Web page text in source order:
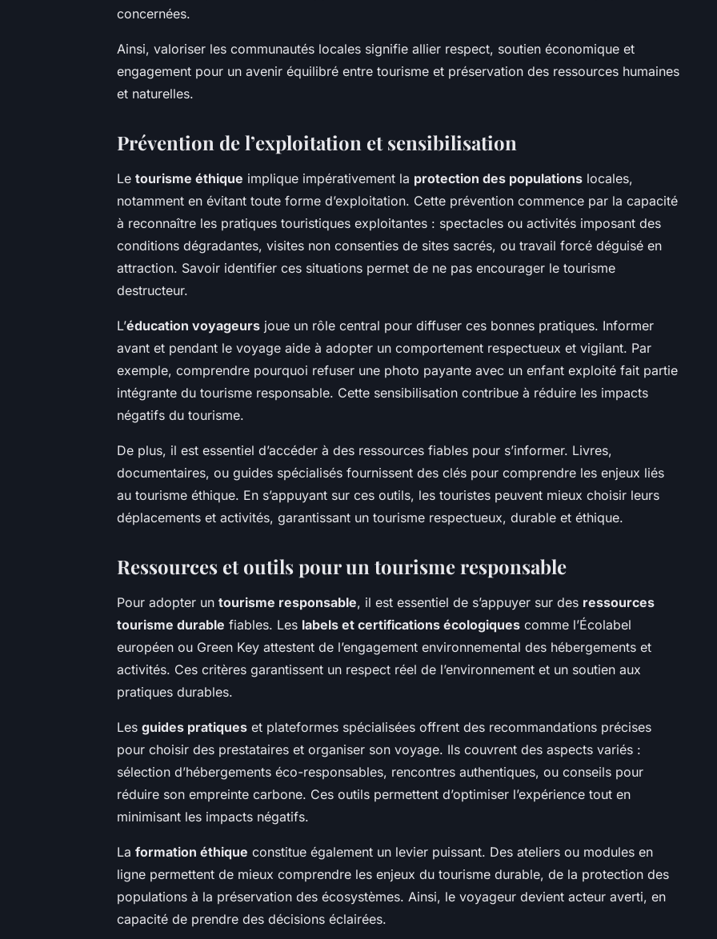
concernées.
Ainsi, valoriser les communautés locales signifie allier respect, soutien économique et
engagement pour un avenir équilibré entre tourisme et préservation des ressources humaines
et naturelles.
Prévention de l’exploitation et sensibilisation
Le tourisme éthique implique impérativement la protection des populations locales,
notamment en évitant toute forme d’exploitation. Cette prévention commence par la capacité
à reconnaître les pratiques touristiques exploitantes : spectacles ou activités imposant des
conditions dégradantes, visites non consenties de sites sacrés, ou travail forcé déguisé en
attraction. Savoir identifier ces situations permet de ne pas encourager le tourisme
destructeur.
L’éducation voyageurs joue un rôle central pour diffuser ces bonnes pratiques. Informer
avant et pendant le voyage aide à adopter un comportement respectueux et vigilant. Par
exemple, comprendre pourquoi refuser une photo payante avec un enfant exploité fait partie
intégrante du tourisme responsable. Cette sensibilisation contribue à réduire les impacts
négatifs du tourisme.
De plus, il est essentiel d’accéder à des ressources fiables pour s’informer. Livres,
documentaires, ou guides spécialisés fournissent des clés pour comprendre les enjeux liés
au tourisme éthique. En s’appuyant sur ces outils, les touristes peuvent mieux choisir leurs
déplacements et activités, garantissant un tourisme respectueux, durable et éthique.
Ressources et outils pour un tourisme responsable
Pour adopter un tourisme responsable, il est essentiel de s’appuyer sur des ressources
tourisme durable fiables. Les labels et certifications écologiques comme l’Écolabel
européen ou Green Key attestent de l’engagement environnemental des hébergements et
activités. Ces critères garantissent un respect réel de l’environnement et un soutien aux
pratiques durables.
Les guides pratiques et plateformes spécialisées offrent des recommandations précises
pour choisir des prestataires et organiser son voyage. Ils couvrent des aspects variés :
sélection d’hébergements éco-responsables, rencontres authentiques, ou conseils pour
réduire son empreinte carbone. Ces outils permettent d’optimiser l’expérience tout en
minimisant les impacts négatifs.
La formation éthique constitue également un levier puissant. Des ateliers ou modules en
ligne permettent de mieux comprendre les enjeux du tourisme durable, de la protection des
populations à la préservation des écosystèmes. Ainsi, le voyageur devient acteur averti, en
capacité de prendre des décisions éclairées.